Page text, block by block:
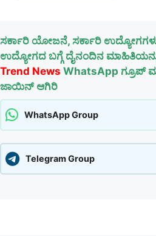
ಸರ್ಕಾರಿ ಯೋಜನೆ, ಸರ್ಕಾರಿ
ಉದ್ಯೋಗದ ಬಗ್ಗೆ ದೈನಂದಿನ
Trend News WhatsApp ಗ್ರೂಪ್
ಜಾಯಿನ್ ಆಗಿರಿ
WhatsApp Group
Telegram Group